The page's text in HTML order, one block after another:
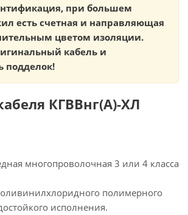
при большем
есть счетная и направляющая
цветом изоляции.
кабель и
подделок!
КГВВнг(А)-ХЛ
многопроволочная 3 или 4 класса
полимерного
исполнения.